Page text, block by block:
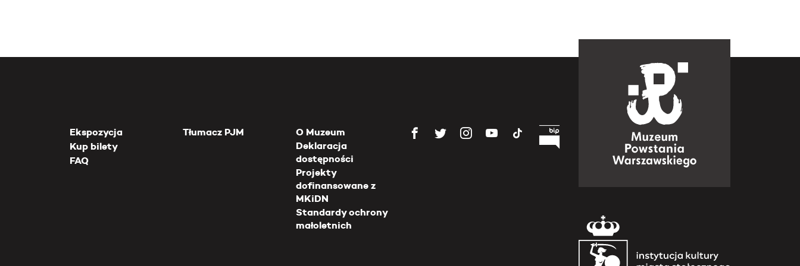
Ekspozycja
Kup bilety
FAQ
Tłumacz PJM
O Muzeum
Deklaracja
dostępności
Projekty
dofinansowane z
MKiDN
Standardy ochrony
małoletnich